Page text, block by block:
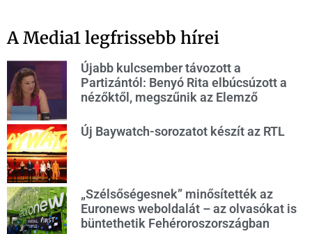
A Media1 legfrissebb hírei
Újabb kulcsember távozott a
Partizántól: Benyó Rita elbúcsúzott a
nézőktől, megszűnik az Elemző
Új Baywatch-sorozatot készít az RTL
„Szélsőségesnek” minősítették az
Euronews weboldalát – az olvasókat is
büntethetik Fehéroroszországban